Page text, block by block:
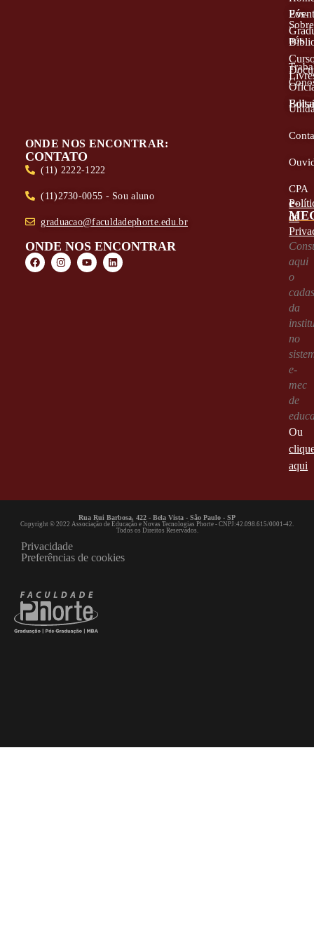
ONDE NOS ENCONTRAR:
CONTATO
(11) 2222-1222
(11)2730-0055 - Sou aluno
graduacao@faculdadephorte.edu.br
ONDE NOS ENCONTRAR
Sobre
nós
CPA
Pós-
e-
aqui
o
da
no
e-
mec
de
Ou
aqui
de
Rua Rui Barbosa, 422 - Bela Vista - São Paulo - SP
Copyright © 2022 Associação de Educação e Novas Tecnologias Phorte - CNPJ:42.098.615/0001-42.
Todos os Direitos Reservados.
Privacidade
Preferências de cookies